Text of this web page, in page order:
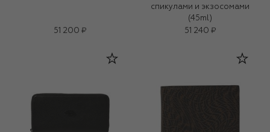
51 200 ₽
спикулами и экзосомами
(45ml)
51 240 ₽